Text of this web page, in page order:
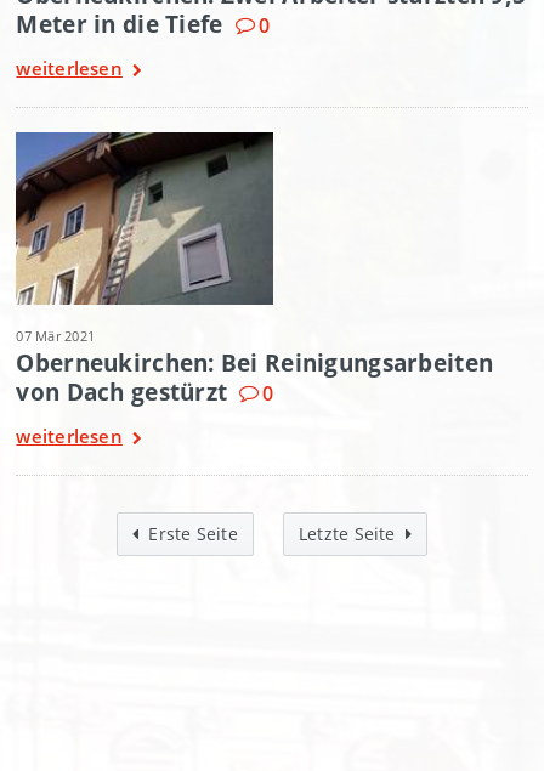
Meter in die Tiefe
0
weiterlesen
07 Mär 2021
Oberneukirchen: Bei Reinigungsarbeiten
von Dach gestürzt
0
weiterlesen
Erste Seite Letzte Seite